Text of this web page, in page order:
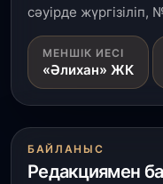
3 тамыз, 2026
Қызылордада 300
Президенттік
салынып жатыр
Кинопоиск
танымал онлайн-
сәуірде жүргізіліп,
МЕНШІК ИЕСІ
«Әлихан» ЖК
БАЙЛАНЫС
Редакциямен